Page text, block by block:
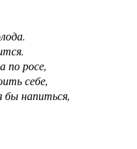
по росе,
себе,
бы напиться,